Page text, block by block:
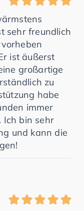
sehr freundlich
ist äußerst
großartige
zu
habe
immer
Ich bin sehr
und kann die